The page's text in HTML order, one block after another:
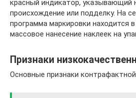
красный индикатор, указывающий
происхождение или подделку. На
программа маркировки находится
массовое нанесение наклеек на
Признаки
Основные признаки